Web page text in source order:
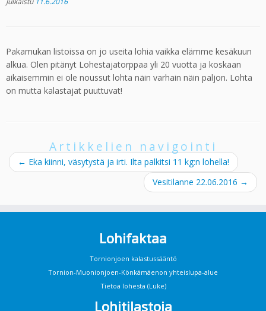
Pakamukan listoissa on jo useita lohia vaikka elämme kesäkuun
alkua. Olen pitänyt Lohestajatorppaa yli 20 vuotta ja koskaan
aikaisemmin ei ole noussut lohta näin varhain näin paljon. Lohta
on mutta kalastajat puuttuvat!
Artikkelien navigointi
← Eka kiinni, väsytystä ja irti. Ilta palkitsi 11 kg:n lohella!
Vesitilanne 22.06.2016 →
Lohifaktaa
Tornionjoen kalastussääntö
Tornion-Muonionjoen-Könkämäenon yhteislupa-alue
Tietoa lohesta (Luke)
Lohitilastoja